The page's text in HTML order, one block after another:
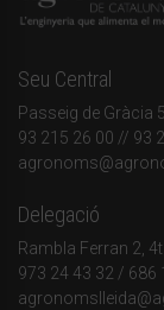
Seu Central
Passeig de Gràcia
93 215 26 00 // 93
Delegació
Rambla Ferran 2,
973 24 43 32 / 686